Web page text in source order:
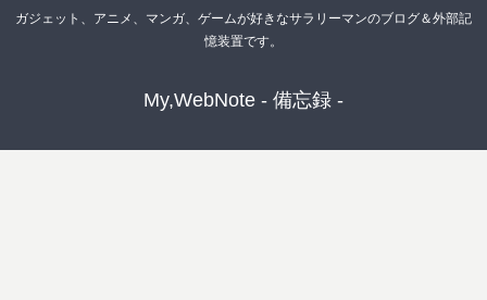
ガジェット、アニメ、マンガ、ゲームが好きなサラリーマンのブログ＆外部記
憶装置です。
My,WebNote - 備忘録 -